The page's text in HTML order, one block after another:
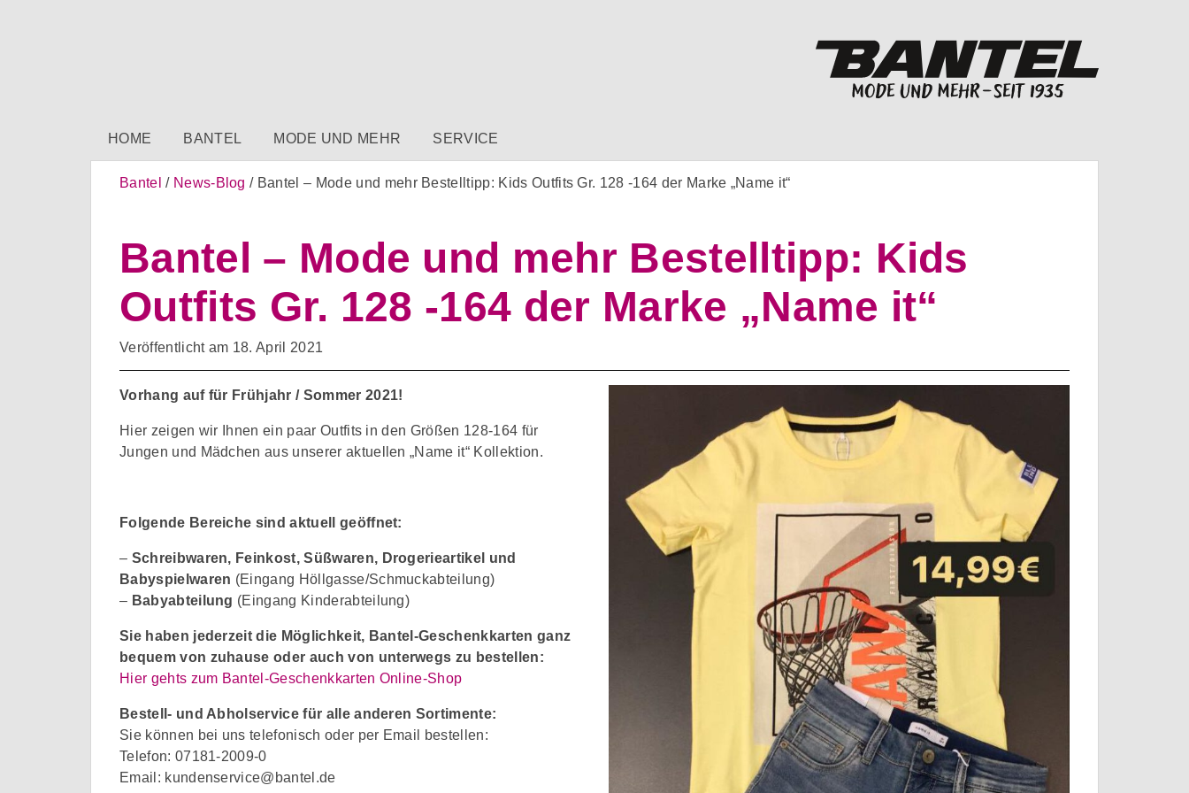
HOME BANTEL MODE UND MEHR SERVICE
Bantel News-Blog Bantel – Mode und mehr Bestelltipp: Kids Outfits Gr. 128 -164 der Marke „Name it“
Bantel – Mode und mehr Bestelltipp: Kids
Outfits Gr. 128 -164 der Marke „Name it“
Veröffentlicht am 18. April 2021
Vorhang auf für Frühjahr / Sommer 2021!
Hier zeigen wir Ihnen ein paar Outfits in den Größen 128-164 für
Jungen und Mädchen aus unserer aktuellen „Name it“ Kollektion.
Folgende Bereiche sind aktuell geöffnet:
– Schreibwaren, Feinkost, Süßwaren, Drogerieartikel und
Babyspielwaren (Eingang Höllgasse/Schmuckabteilung)
– Babyabteilung (Eingang Kinderabteilung)
Sie haben jederzeit die Möglichkeit, Bantel-Geschenkkarten ganz
bequem von zuhause oder auch von unterwegs zu bestellen:
Hier gehts zum Bantel-Geschenkkarten Online-Shop
Bestell- und Abholservice für alle anderen Sortimente:
Sie können bei uns telefonisch oder per Email bestellen:
Telefon: 07181-2009-0
Email: kundenservice@bantel.de